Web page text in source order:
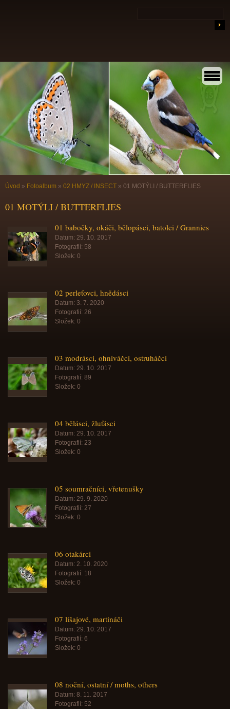
Úvod » Fotoalbum » 02 HMYZ / INSECT » 01 MOTÝLI / BUTTERFLIES
01 MOTÝLI / BUTTERFLIES
01 babočky, okáči, bělopásci, batolci / Grannies
Datum: 29. 10. 2017
Fotografií: 58
Složek: 0
02 perleťovci, hnědásci
Datum: 3. 7. 2020
Fotografií: 26
Složek: 0
03 modrásci, ohniváčci, ostruháčci
Datum: 29. 10. 2017
Fotografií: 89
Složek: 0
04 bělásci, žluťásci
Datum: 29. 10. 2017
Fotografií: 23
Složek: 0
05 soumračníci, vřetenušky
Datum: 29. 9. 2020
Fotografií: 27
Složek: 0
06 otakárci
Datum: 2. 10. 2020
Fotografií: 18
Složek: 0
07 lišajové, martináči
Datum: 29. 10. 2017
Fotografií: 6
Složek: 0
08 noční, ostatní / moths, others
Datum: 8. 11. 2017
Fotografií: 52